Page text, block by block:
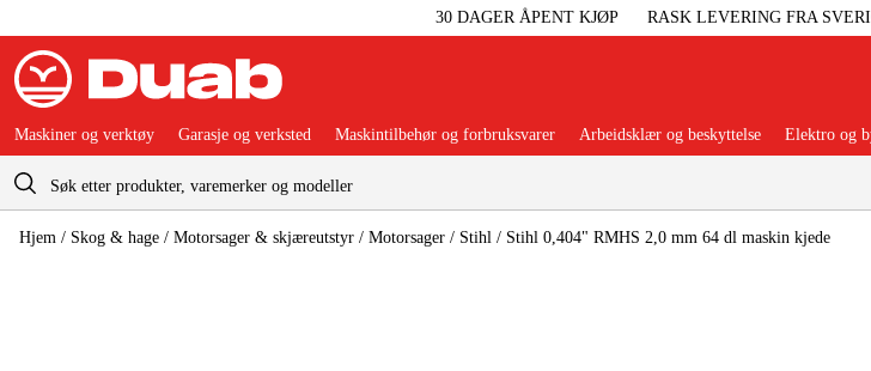
30 DAGER ÅPENT KJØP RASK LEVERING FRA
Handlevogn
Maskiner og verktøy Garasje og verksted Maskintilbehør og forbruksvarer Arbeidsklær og beskyttelse Elektro og
Hjem / Skog & hage / Motorsager & skjæreutstyr / Motorsager / Stihl / Stihl 0,404" RMHS 2,0 mm 64 dl maskin kjede